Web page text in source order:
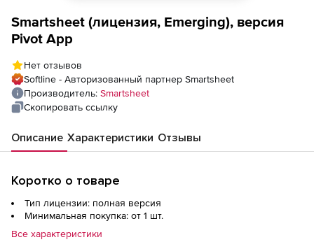
Smartsheet (лицензия, Emerging), версия
Pivot App
Нет отзывов
Softline - Авторизованный партнер Smartsheet
Производитель: Smartsheet
Скопировать ссылку
Описание Характеристики Отзывы
Коротко о товаре
Тип лицензии: полная версия
Минимальная покупка: от 1 шт.
Все характеристики